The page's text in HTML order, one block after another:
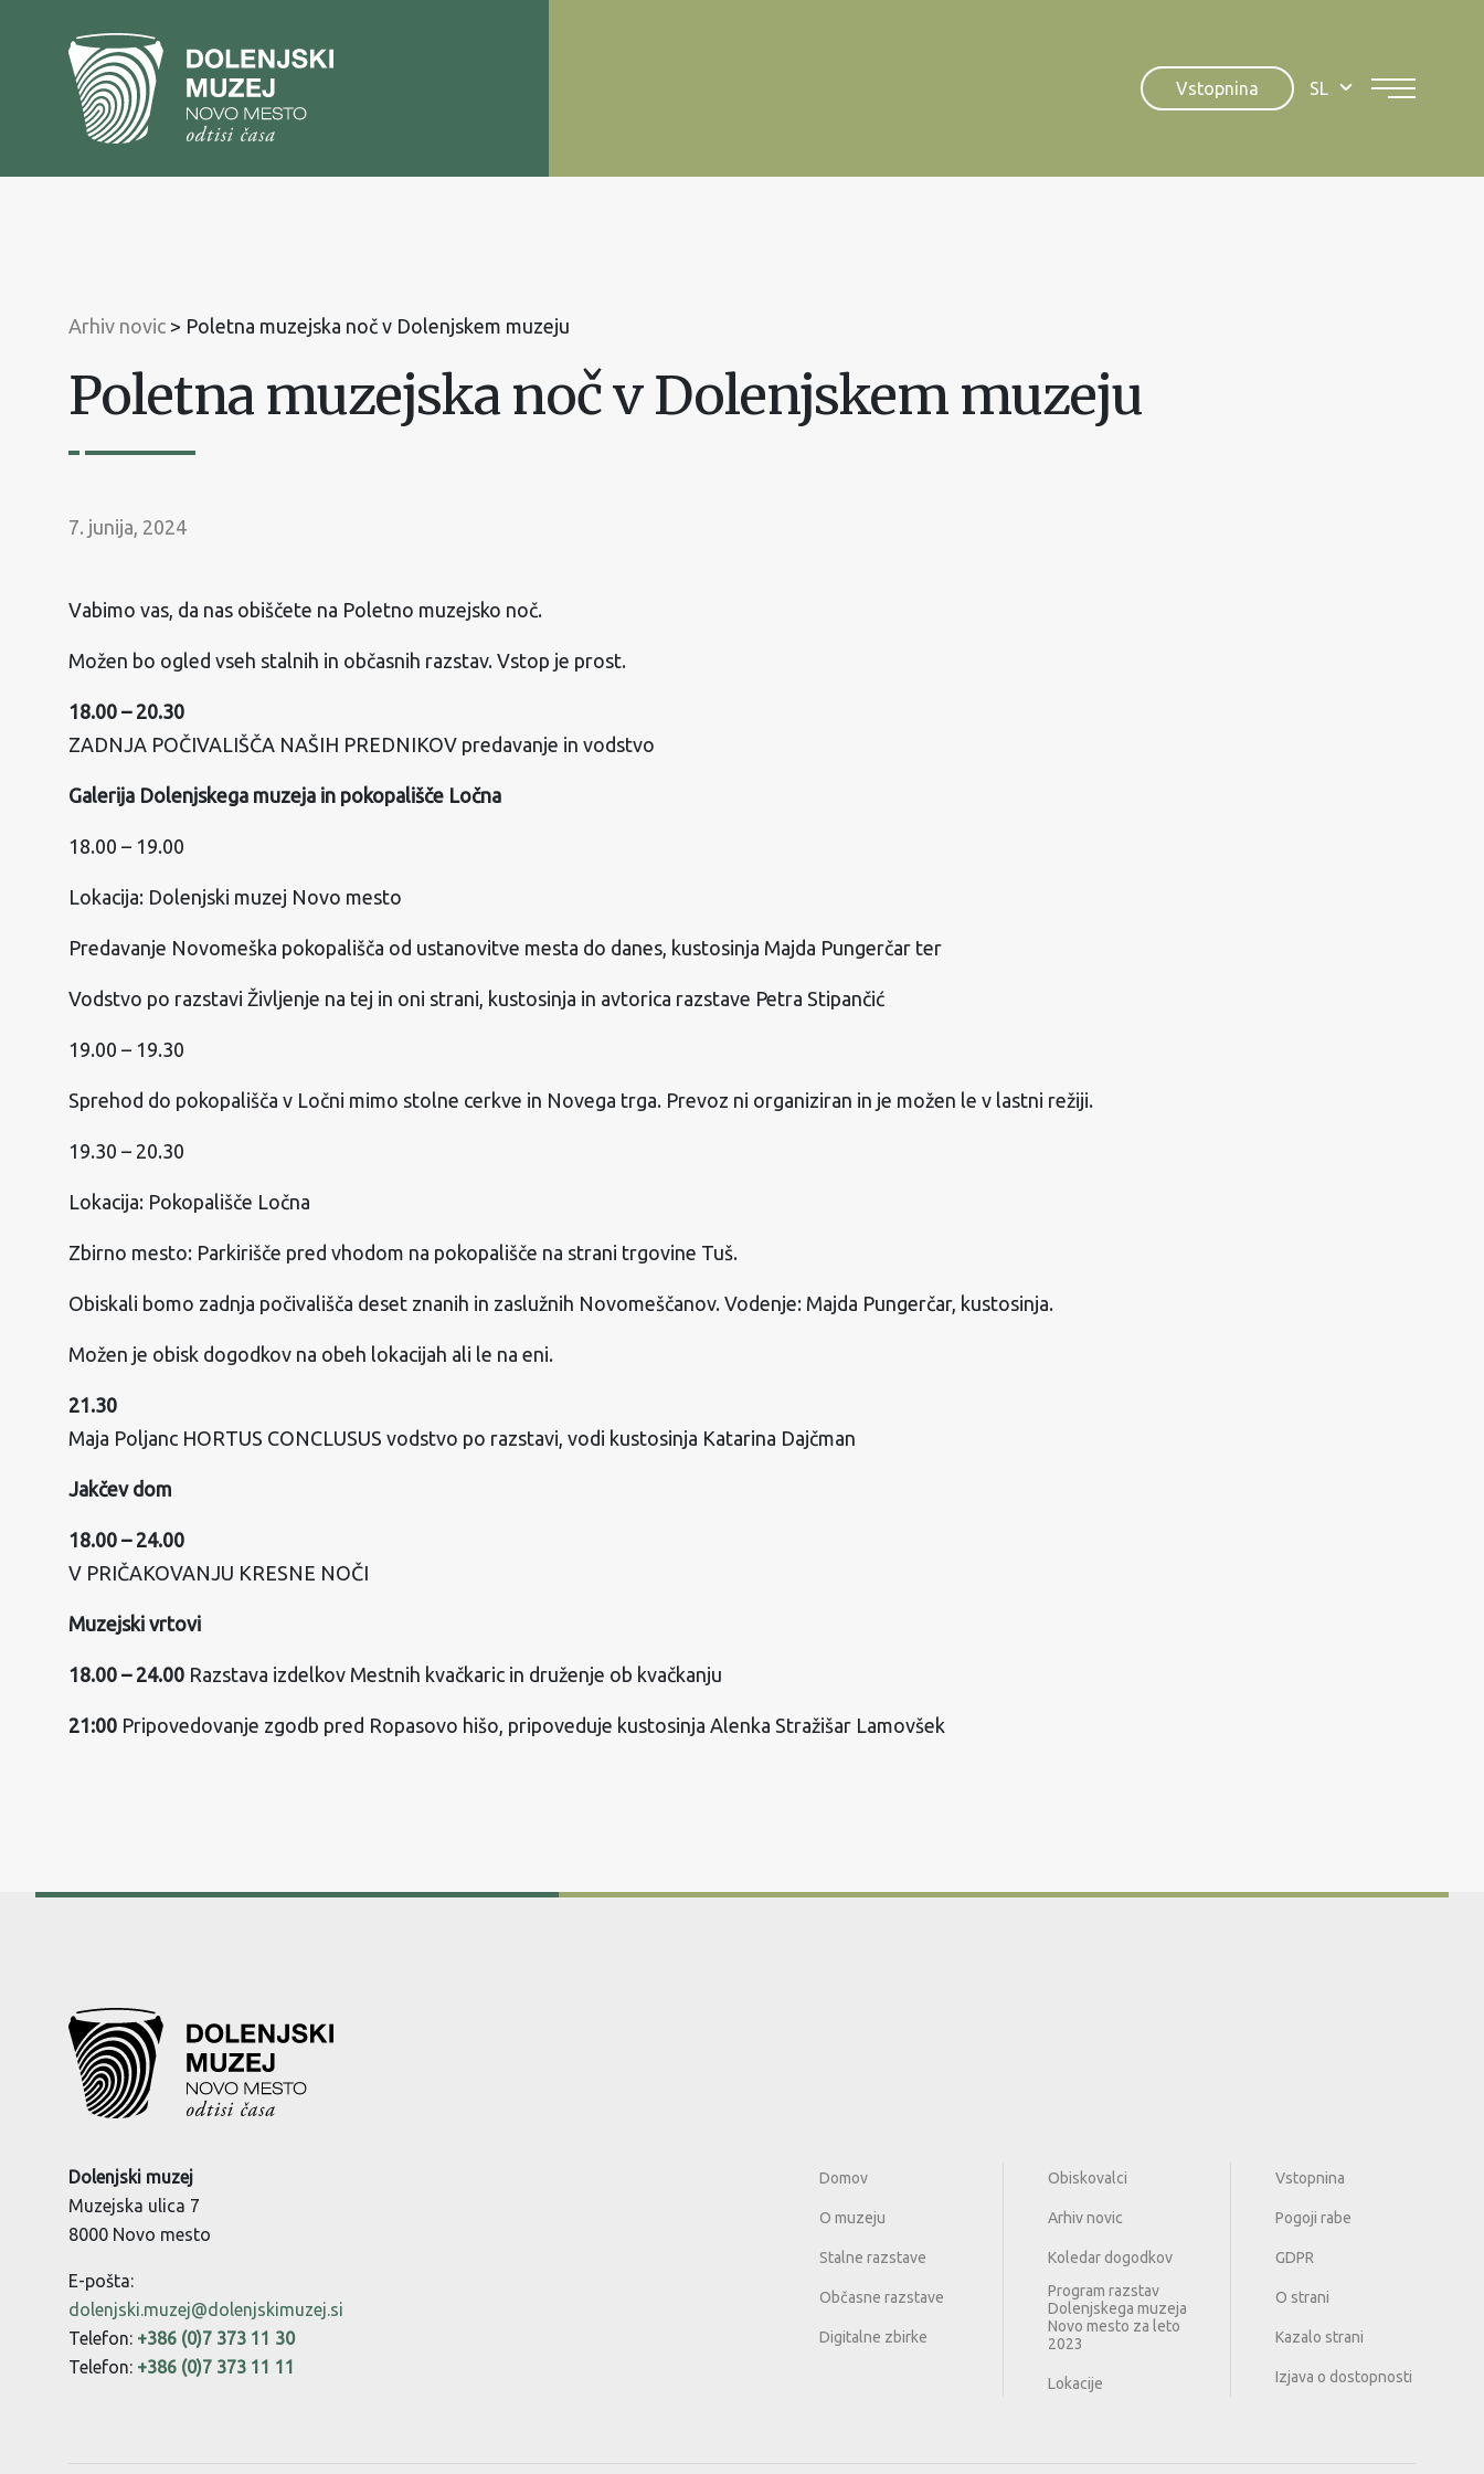
Na
Vstopnina SL
Arhiv novic > Poletna muzejska noč v Dolenjskem muzeju
Poletna muzejska noč v Dolenjskem muzeju
7. junija, 2024
Vabimo vas, da nas obiščete na Poletno muzejsko noč.
Možen bo ogled vseh stalnih in občasnih razstav. Vstop je prost.
18.00 – 20.30
ZADNJA POČIVALIŠČA NAŠIH PREDNIKOV predavanje in vodstvo
Galerija Dolenjskega muzeja in pokopališče Ločna
18.00 – 19.00
Lokacija: Dolenjski muzej Novo mesto
Predavanje Novomeška pokopališča od ustanovitve mesta do danes, kustosinja Majda Pungerčar ter
Vodstvo po razstavi Življenje na tej in oni strani, kustosinja in avtorica razstave Petra Stipančić
19.00 – 19.30
Sprehod do pokopališča v Ločni mimo stolne cerkve in Novega trga. Prevoz ni organiziran in je možen le v lastni režiji.
19.30 – 20.30
Lokacija: Pokopališče Ločna
Zbirno mesto: Parkirišče pred vhodom na pokopališče na strani trgovine Tuš.
Obiskali bomo zadnja počivališča deset znanih in zaslužnih Novomeščanov. Vodenje: Majda Pungerčar, kustosinja.
Možen je obisk dogodkov na obeh lokacijah ali le na eni.
21.30
Maja Poljanc HORTUS CONCLUSUS vodstvo po razstavi, vodi kustosinja Katarina Dajčman
Jakčev dom
18.00 – 24.00
V PRIČAKOVANJU KRESNE NOČI
Muzejski vrtovi
18.00 – 24.00 Razstava izdelkov Mestnih kvačkaric in druženje ob kvačkanju
21:00 Pripovedovanje zgodb pred Ropasovo hišo, pripoveduje kustosinja Alenka Stražišar Lamovšek
Dolenjski muzej
Muzejska ulica 7
8000 Novo mesto
E-pošta:
dolenjski.muzej@dolenjskimuzej.si
Telefon: +386 (0)7 373 11 30
Telefon: +386 (0)7 373 11 11
Domov
O muzeju
Stalne razstave
Občasne razstave
Digitalne zbirke
Obiskovalci
Arhiv novic
Koledar dogodkov
Program razstav
Dolenjskega muzeja
Novo mesto za leto
2023
Lokacije
Vstopnina
Pogoji rabe
GDPR
O strani
Kazalo strani
Izjava o dostopnosti